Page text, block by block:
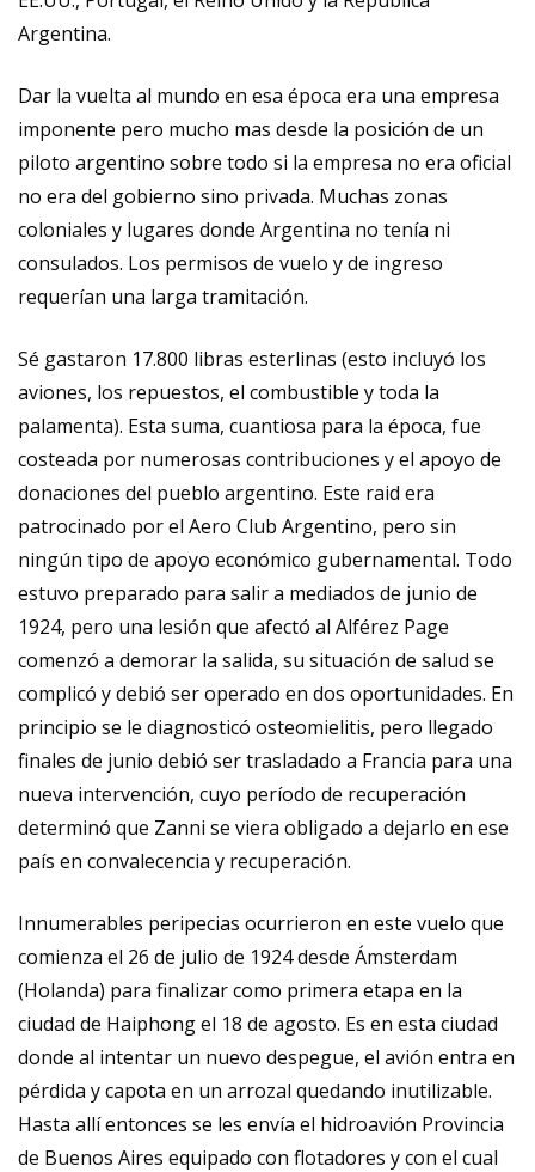
Argentina.
Dar la vuelta al mundo en esa época era una empresa
imponente pero mucho mas desde la posición de un
piloto argentino sobre todo si la empresa no era oficial
no era del gobierno sino privada. Muchas zonas
coloniales y lugares donde Argentina no tenía ni
consulados. Los permisos de vuelo y de ingreso
requerían una larga tramitación.
Sé gastaron 17.800 libras esterlinas (esto incluyó los
aviones, los repuestos, el combustible y toda la
palamenta). Esta suma, cuantiosa para la época, fue
costeada por numerosas contribuciones y el apoyo de
donaciones del pueblo argentino. Este raid era
patrocinado por el Aero Club Argentino, pero sin
ningún tipo de apoyo económico gubernamental. Todo
estuvo preparado para salir a mediados de junio de
1924, pero una lesión que afectó al Alférez Page
comenzó a demorar la salida, su situación de salud se
complicó y debió ser operado en dos oportunidades. En
principio se le diagnosticó osteomielitis, pero llegado
finales de junio debió ser trasladado a Francia para una
nueva intervención, cuyo período de recuperación
determinó que Zanni se viera obligado a dejarlo en ese
país en convalecencia y recuperación.
Innumerables peripecias ocurrieron en este vuelo que
comienza el 26 de julio de 1924 desde Ámsterdam
(Holanda) para finalizar como primera etapa en la
ciudad de Haiphong el 18 de agosto. Es en esta ciudad
donde al intentar un nuevo despegue, el avión entra en
pérdida y capota en un arrozal quedando inutilizable.
Hasta allí entonces se les envía el hidroavión Provincia
de Buenos Aires equipado con flotadores y con el cual